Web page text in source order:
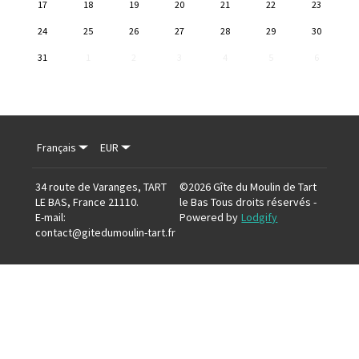
17 18 19 20 21 22 23
24 25 26 27 28 29 30
31
Français EUR
34 route de Varanges, TART
LE BAS, France 21110.
E-mail:
contact@gitedumoulin-tart.fr
©2026Gîte du Moulin de Tart
le Bas Tous droits réservés -
Powered by Lodgify